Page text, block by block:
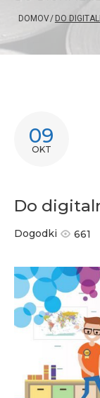
DOMOV/ DO
09
OKT
Do
Dogodki 661